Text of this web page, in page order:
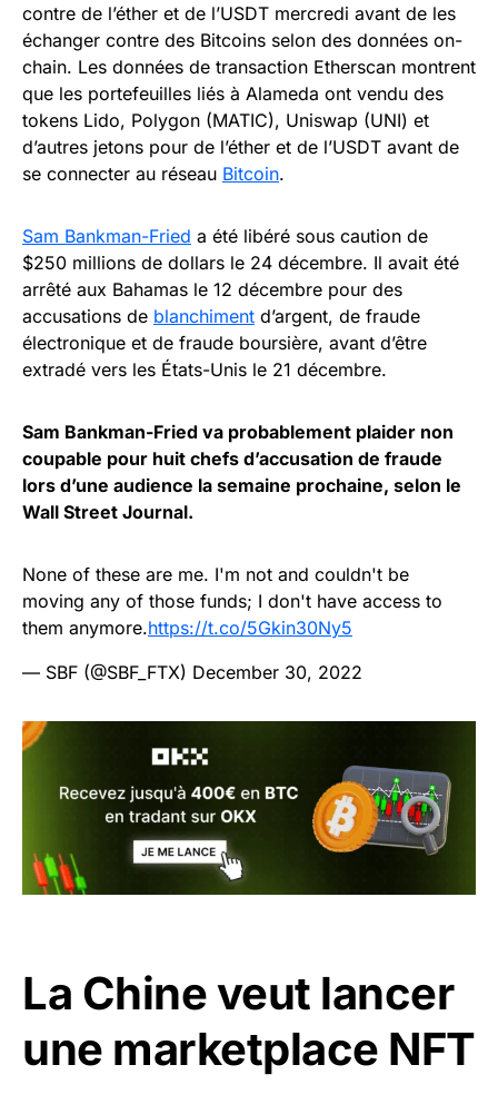
contre de l’éther et de l’USDT mercredi avant de les
échanger contre des Bitcoins selon des données on-
chain. Les données de transaction Etherscan montrent
que les portefeuilles liés à Alameda ont vendu des
tokens Lido, Polygon (MATIC), Uniswap (UNI) et
d’autres jetons pour de l’éther et de l’USDT avant de
se connecter au réseau Bitcoin.
Sam Bankman-Fried a été libéré sous caution de
$250 millions de dollars le 24 décembre. Il avait été
arrêté aux Bahamas le 12 décembre pour des
accusations de blanchiment d’argent, de fraude
électronique et de fraude boursière, avant d’être
extradé vers les États-Unis le 21 décembre.
Sam Bankman-Fried va probablement plaider non
coupable pour huit chefs d’accusation de fraude
lors d’une audience la semaine prochaine, selon le
Wall Street Journal.
None of these are me. I'm not and couldn't be
moving any of those funds; I don't have access to
them anymore.https://t.co/5Gkin30Ny5
— SBF (@SBF_FTX) December 30, 2022
La Chine veut lancer
une marketplace NFT